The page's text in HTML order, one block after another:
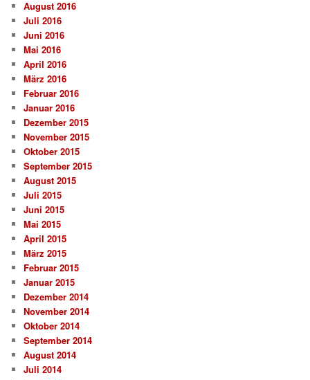
August 2016
Juli 2016
Juni 2016
Mai 2016
April 2016
März 2016
Februar 2016
Januar 2016
Dezember 2015
November 2015
Oktober 2015
September 2015
August 2015
Juli 2015
Juni 2015
Mai 2015
April 2015
März 2015
Februar 2015
Januar 2015
Dezember 2014
November 2014
Oktober 2014
September 2014
August 2014
Juli 2014